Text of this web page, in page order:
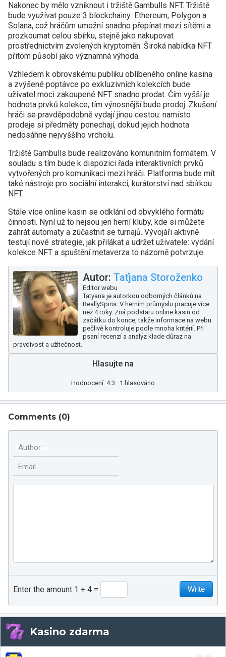
Nakonec by mělo vzniknout i tržiště Gambulls NFT. Tržiště
bude využívat pouze 3 blockchainy: Ethereum, Polygon a
Solana, což hráčům umožní snadno přepínat mezi sítěmi a
prozkoumat celou sbírku, stejně jako nakupovat
prostřednictvím zvolených kryptoměn. Široká nabídka NFT
přitom působí jako významná výhoda.
Vzhledem k obrovskému publiku oblíbeného online kasina
a zvýšené poptávce po exkluzivních kolekcích bude
uživatel moci zakoupené NFT snadno prodat. Čím vyšší je
hodnota prvků kolekce, tím výnosnější bude prodej. Zkušení
hráči se pravděpodobně vydají jinou cestou: namísto
prodeje si předměty ponechají, dokud jejich hodnota
nedosáhne nejvyššího vrcholu.
Tržiště Gambulls bude realizováno komunitním formátem. V
souladu s tím bude k dispozici řada interaktivních prvků
vytvořených pro komunikaci mezi hráči. Platforma bude mít
také nástroje pro sociální interakci, kurátorství nad sbírkou
NFT.
Stále více online kasin se odklání od obvyklého formátu
činnosti. Nyní už to nejsou jen herní kluby, kde si můžete
zahrát automaty a zúčastnit se turnajů. Vývojáři aktivně
testují nové strategie, jak přilákat a udržet uživatele: vydání
kolekce NFT a spuštění metaverza to názorně potvrzuje.
Autor: Taťjana Storoženko
Editor webu
Tatyana je autorkou odborných článků na
ReallySpins. V herním průmyslu pracuje více
než 4 roky. Zná podstatu online kasin od
začátku do konce, takže informace na webu
pečlivě kontroluje podle mnoha kritérií. Při
psaní recenzí a analýz klade důraz na
pravdivost a užitečnost.
Hlasujte na
Hodnocení: 4.3 · 1 hlasováno
Comments (0)
Author
Email
Enter the amount 1 + 4
Kasino zdarma